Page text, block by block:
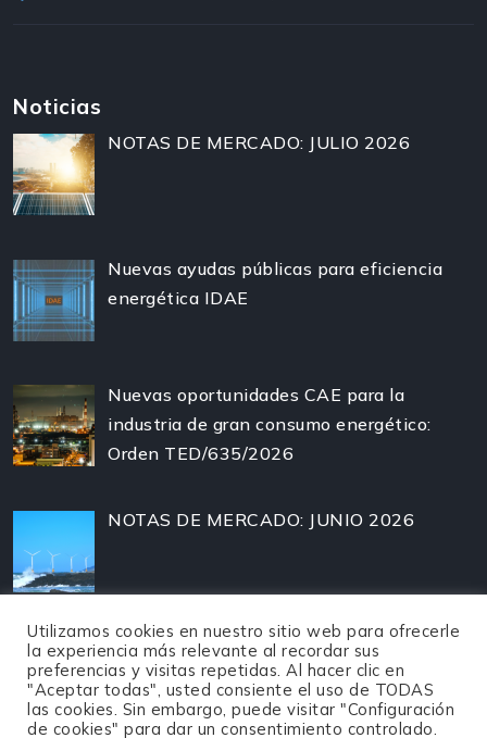
Noticias
NOTAS DE MERCADO: JULIO 2026
Nuevas ayudas públicas para eficiencia
energética IDAE
Nuevas oportunidades CAE para la
industria de gran consumo energético:
Orden TED/635/2026
NOTAS DE MERCADO: JUNIO 2026
Utilizamos cookies en nuestro sitio web para ofrecerle
la experiencia más relevante al recordar sus
preferencias y visitas repetidas. Al hacer clic en
"Aceptar todas", usted consiente el uso de TODAS
las cookies. Sin embargo, puede visitar "Configuración
de cookies" para dar un consentimiento controlado.